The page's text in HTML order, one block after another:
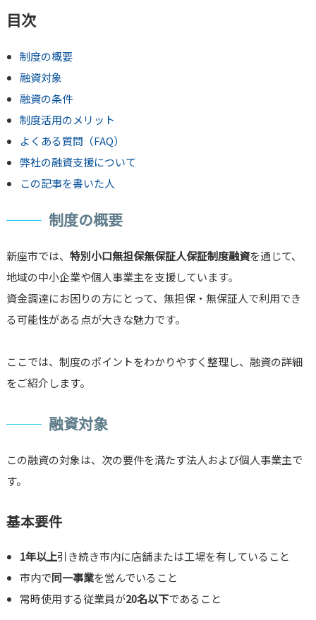
目次
制度の概要
融資対象
融資の条件
制度活用のメリット
よくある質問（FAQ）
弊社の融資支援について
この記事を書いた人
制度の概要
新座市では、 特別小口無担保無保証人保証制度融資を通じて、
地域の中小企業や個人事業主を支援しています。
資金調達にお困りの方にとって、無担保・無保証人で利用でき
る可能性がある点が大きな魅力です。
ここでは、制度のポイントをわかりやすく整理し、融資の詳細
をご紹介します。
融資対象
この融資の対象は、次の要件を満たす法人および個人事業主で
す。
基本要件
1年以上引き続き市内に店舗または工場を有していること
市内で同一事業を営んでいること
常時使用する従業員が20名以下であること